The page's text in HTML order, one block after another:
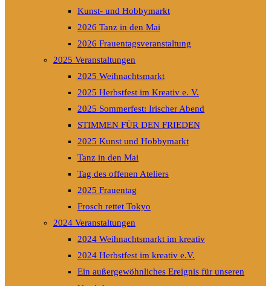
Kunst- und Hobbymarkt
2026 Tanz in den Mai
2026 Frauentagsveranstaltung
2025 Veranstaltungen
2025 Weihnachtsmarkt
2025 Herbstfest im Kreativ e. V.
2025 Sommerfest: Irischer Abend
STIMMEN FÜR DEN FRIEDEN
2025 Kunst und Hobbymarkt
Tanz in den Mai
Tag des offenen Ateliers
2025 Frauentag
Frosch rettet Tokyo
2024 Veranstaltungen
2024 Weihnachtsmarkt im kreativ
2024 Herbstfest im kreativ e.V.
Ein außergewöhnliches Ereignis für unseren